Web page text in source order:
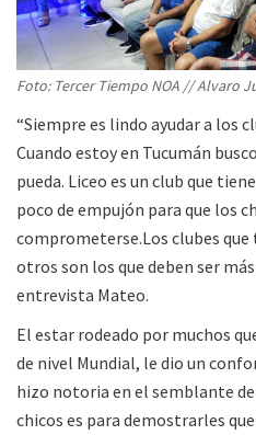
Foto: Tercer Tiempo NOA // Alvaro
“Siempre es lindo ayudar a los
Cuando estoy en Tucumán
pueda. Liceo es un club que
poco de empujón para que los
comprometerse.Los clubes
otros son los que deben ser
entrevista Mateo.
El estar rodeado por muchos
de nivel Mundial, le dio un
hizo notoria en el semblante
chicos es para demostrarles